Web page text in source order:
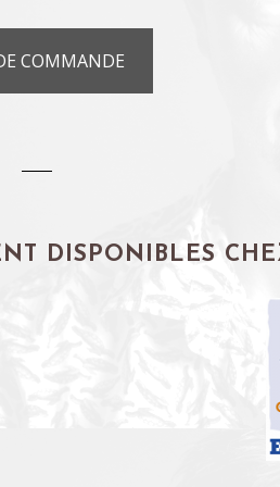
COMMANDE
DISPONIBLES